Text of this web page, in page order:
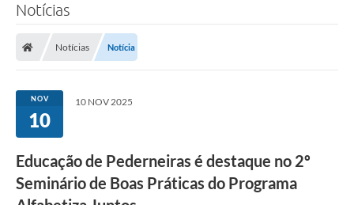
Notícias
Notícias Notícia
NOV
10
10 NOV 2025
Educação de Pederneiras é destaque no 2º
Seminário de Boas Práticas do Programa